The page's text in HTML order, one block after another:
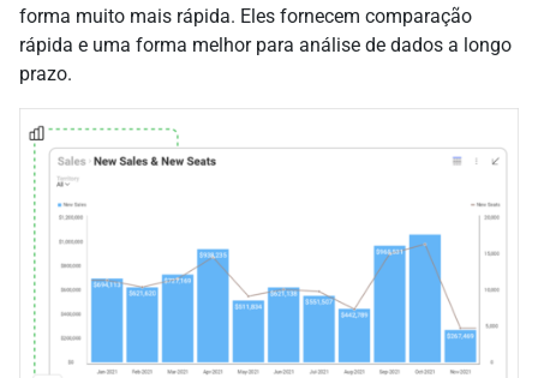
forma muito mais rápida. Eles fornecem comparação
rápida e uma forma melhor para análise de dados a longo
prazo.